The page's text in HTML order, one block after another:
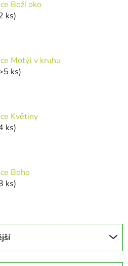
Boží oko
ks)
Motýl v kruhu
ks)
Květiny
ks)
Boho
ks)